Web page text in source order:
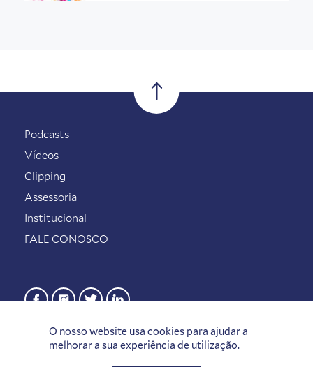
O nosso website usa cookies para ajudar a
melhorar a sua experiência de utilização.
Podcasts
Vídeos
Clipping
Assessoria
Institucional
FALE CONOSCO